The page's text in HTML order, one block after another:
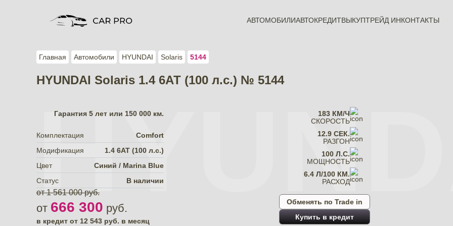
АВТОМОБИЛИАВТОКРЕДИТВЫКУПТРЕЙД ИНКОНТАКТЫ
Главная Автомобили HYUNDAI Solaris 5144
HYUNDAI Solaris 1.4 6АТ (100 л.с.) № 5144
Гарантия 5 лет или 150 000 км.
Комплектация
Comfort
Модификация
1.4 6АТ (100 л.с.)
Цвет
Синий / Marina Blue
Статус
В наличии
от 1 561 000 руб.
от 666 300 руб.
в кредит от 12 543 руб. в месяц
183 КМ/Ч
СКОРОСТЬ
12.9 СЕК.
РАЗГОН
100 Л.С.
МОЩНОСТЬ
6.4 Л/100 КМ.
РАСХОД
Обменять по Trade in
Купить в кредит